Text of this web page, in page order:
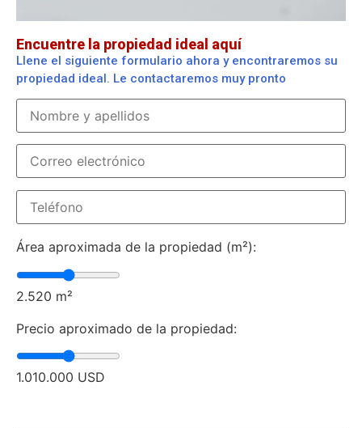
Encuentre la propiedad ideal aquí
Llene el siguiente formulario ahora y encontraremos su
propiedad ideal. Le contactaremos muy pronto
Área aproximada de la propiedad (m²):
2.520 m²
Precio aproximado de la propiedad:
1.010.000 USD